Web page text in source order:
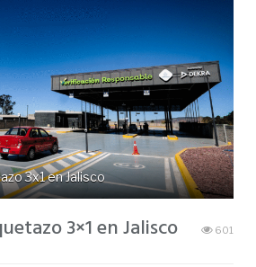
3x1 en Jalisco
3×1 en Jalisco 601